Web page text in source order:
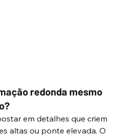
redonda mesmo
em detalhes que criem
altas ou ponte elevada. O